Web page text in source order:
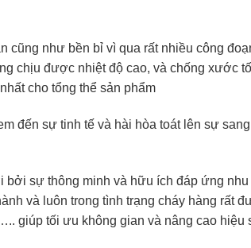
cũng như bền bỉ vì qua rất nhiều công
chịu được nhiệt độ cao, và chống xước
cho tổng thể sản phẩm
đến sự tinh tế và hài hòa toát lên sự
bởi sự thông minh và hữu ích đáp ứng nhu
và luôn trong tình trạng cháy hàng rất
giúp tối ưu không gian và nâng cao hiệu